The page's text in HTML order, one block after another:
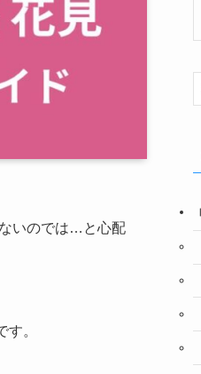
いのでは…と心配
。